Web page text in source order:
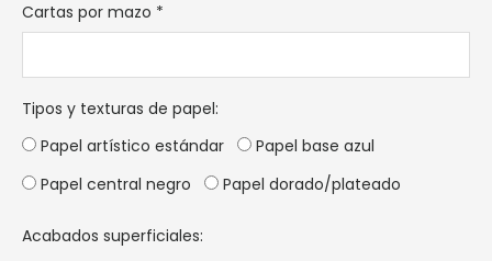
Cartas por mazo *
Tipos y texturas de papel:
Papel artístico estándar
Papel base azul
Papel central negro
Papel dorado/plateado
Acabados superficiales: